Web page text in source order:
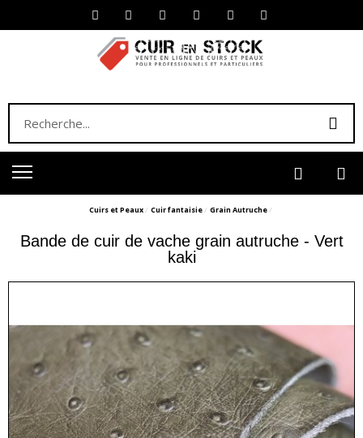
Cuirs et Peaux Cuir fantaisie Grain Autruche
Bande de cuir de vache grain autruche - Vert
kaki